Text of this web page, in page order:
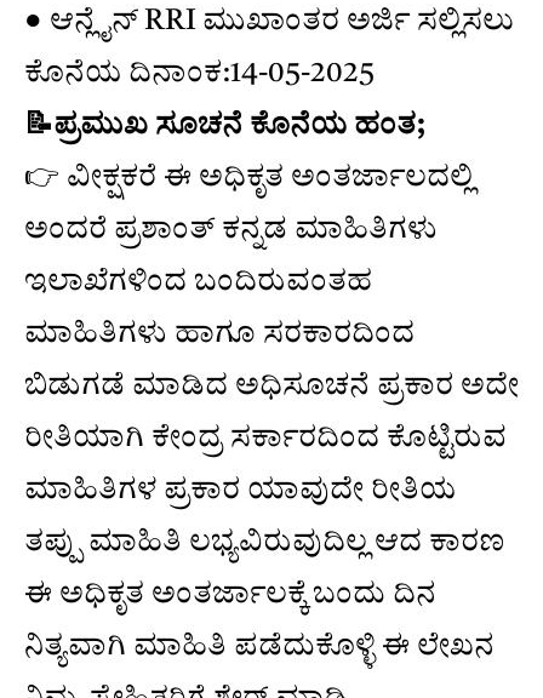
● ಆನ್ಲೈನ್ RRI ಮುಖಾಂತರ ಅರ್ಜಿ ಸಲ್ಲಿಸಲು
ಕೊನೆಯ ದಿನಾಂಕ:14-05-2025
📝ಪ್ರಮುಖ ಸೂಚನೆ ಕೊನೆಯ ಹಂತ;
👉 ವೀಕ್ಷಕರೆ ಈ ಅಧಿಕೃತ ಅಂತರ್ಜಾಲದಲ್ಲಿ
ಅಂದರೆ ಪ್ರಶಾಂತ್ ಕನ್ನಡ ಮಾಹಿತಿಗಳು
ಇಲಾಖೆಗಳಿಂದ ಬಂದಿರುವಂತಹ
ಮಾಹಿತಿಗಳು ಹಾಗೂ ಸರಕಾರದಿಂದ
ಬಿಡುಗಡೆ ಮಾಡಿದ ಅಧಿಸೂಚನೆ ಪ್ರಕಾರ ಅದೇ
ರೀತಿಯಾಗಿ ಕೇಂದ್ರ ಸರ್ಕಾರದಿಂದ ಕೊಟ್ಟಿರುವ
ಮಾಹಿತಿಗಳ ಪ್ರಕಾರ ಯಾವುದೇ ರೀತಿಯ
ತಪ್ಪು ಮಾಹಿತಿ ಲಭ್ಯವಿರುವುದಿಲ್ಲ ಆದ ಕಾರಣ
ಈ ಅಧಿಕೃತ ಅಂತರ್ಜಾಲಕ್ಕೆ ಬಂದು ದಿನ
ನಿತ್ಯವಾಗಿ ಮಾಹಿತಿ ಪಡೆದುಕೊಳ್ಳಿ ಈ ಲೇಖನ